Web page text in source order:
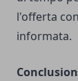
l'offerta
informata.